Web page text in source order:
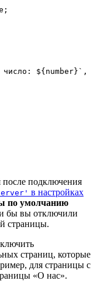
;
число: ${ number} ` ,
после подключения
в настройках
по умолчанию
бы вы отключили
страницы.
страниц, которые
для страницы с
«О нас».